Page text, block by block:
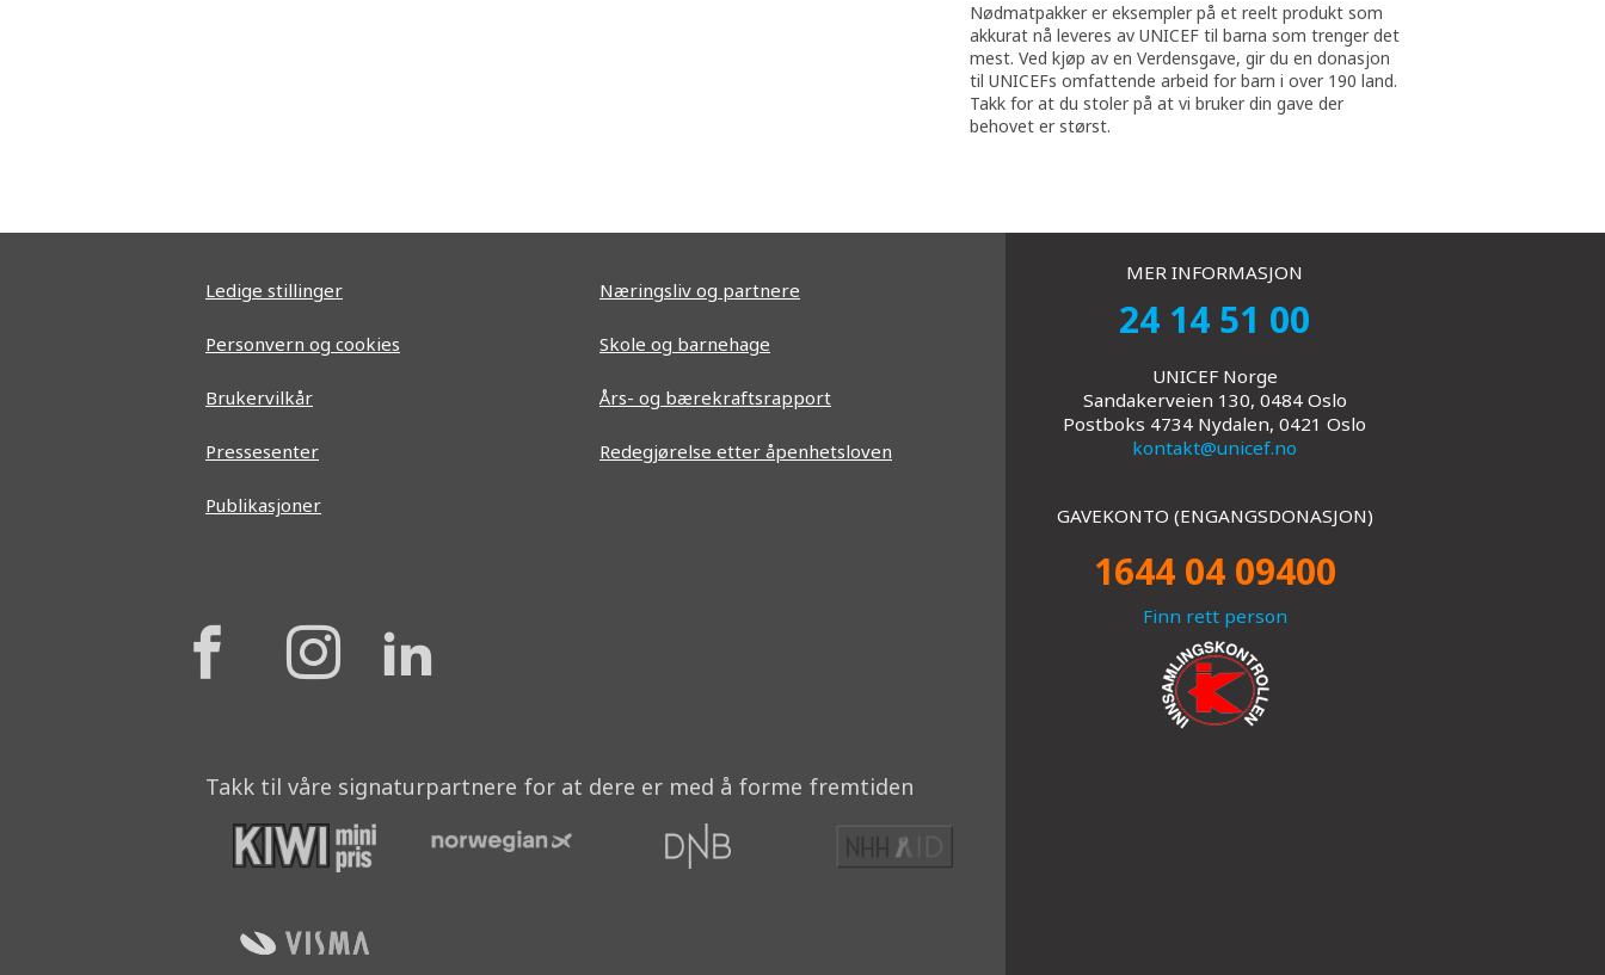
Nødmatpakker er eksempler på et reelt produkt som
akkurat nå leveres av UNICEF til barna som trenger det
mest. Ved kjøp av en Verdensgave, gir du en donasjon
til UNICEFs omfattende arbeid for barn i over 190 land.
Takk for at du stoler på at vi bruker din gave der
behovet er størst.
Ledige stillinger
Personvern og cookies
Brukervilkår
Pressesenter
Publikasjoner
Næringsliv og partnere
Skole og barnehage
Års- og bærekraftsrapport
Redegjørelse etter åpenhetsloven
{{'Facebook'|t
{{
'Instagram'|t
}}
{{
'Linkedin'|t
}}
Takk til våre signaturpartnere for at dere er med å forme fremtiden
MER INFORMASJON
24 14 51 00
UNICEF Norge
Sandakerveien 130, 0484 Oslo
Postboks 4734 Nydalen, 0421 Oslo
kontakt@unicef.no
GAVEKONTO (ENGANGSDONASJON)
1644 04 09400
Finn rett person